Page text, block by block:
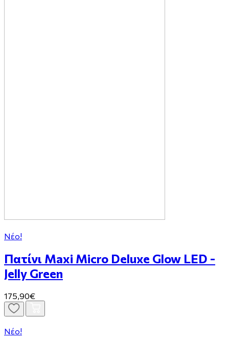
Νέο!
Πατίνι Maxi Micro Deluxe Glow LED -
Jelly Green
175,90€
Νέο!